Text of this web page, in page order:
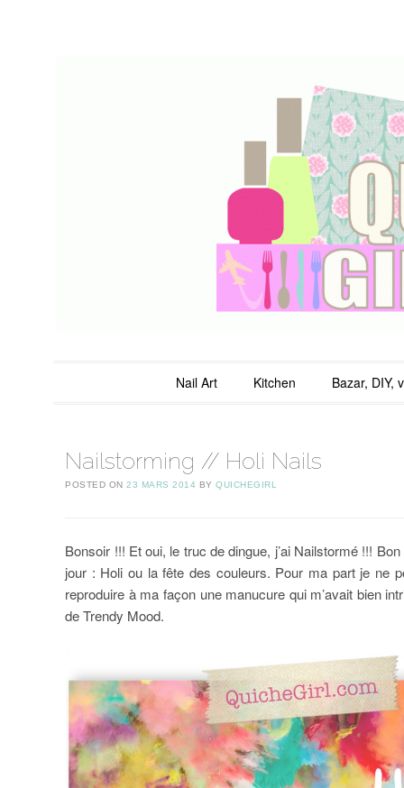
QuicheGirl
Nail Art Kitchen Bazar, DIY,
Nailstorming // Holi Nails
POSTED ON23 MARS 2014 BYQUICHEGIRL
Bonsoir !!! Et oui, le truc de dingue, j’ai Nailstormé !!!
jour : Holi ou la fête des couleurs. Pour ma part je ne
reproduire à ma façon une manucure qui m’avait bien
de Trendy Mood.